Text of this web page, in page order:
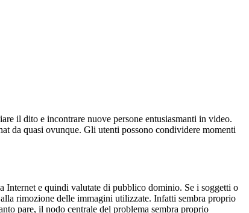
il dito e incontrare nuove persone entusiasmanti in video.
da quasi ovunque. Gli utenti possono condividere momenti
Internet e quindi valutate di pubblico dominio. Se i soggetti o
rimozione delle immagini utilizzate. Infatti sembra proprio
pare, il nodo centrale del problema sembra proprio